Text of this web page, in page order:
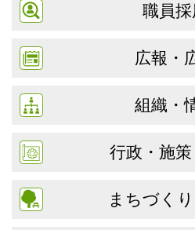
職員採
広報・
組織・
行政・施
まちづく